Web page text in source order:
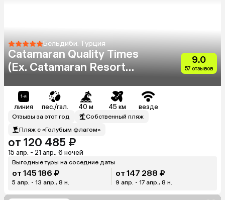
Бельдиби, Турция
Catamaran Quality Times
(Ex. Catamaran Resort
9.0
57 отзывов
линия пес./гал. 40 м 45 км везде
Отзывы за этот год
Собственный пляж
Пляж с «Голубым флагом»
от 120 485 ₽
15 апр. - 21 апр., 6 ночей
Выгодные туры на соседние даты
от 145 186 ₽
5 апр. - 13 апр., 8 н.
от 147 288 ₽
9 апр. - 17 апр., 8 н.